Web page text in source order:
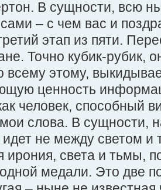
В сущности, всю
– с чем вас и
этап из пяти.
Точно кубик-рубик,
всему этому,
ценность
человек, способный
слова. В сущности,
не между светом и
ирония, света и тьмы,
медали. Это две